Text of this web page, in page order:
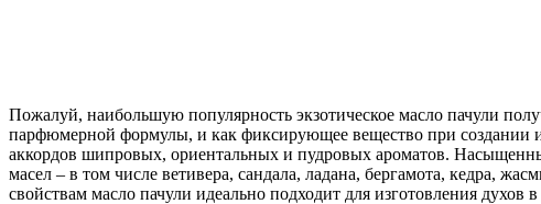
Пожалуй, наибольшую популярность экзотическое масло пачули
парфюмерной формулы, и как фиксирующее вещество при создании
аккордов шипровых, ориентальных и пудровых ароматов.
масел – в том числе ветивера, сандала, ладана, бергамота, кедра,
свойствам масло пачули идеально подходит для изготовления духов